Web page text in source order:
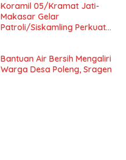
Koramil 05/Kramat Jati-
Makasar Gelar
Patroli/Siskamling Perkuat
Bantuan Air Bersih Mengaliri
Warga Desa Poleng, Sragen